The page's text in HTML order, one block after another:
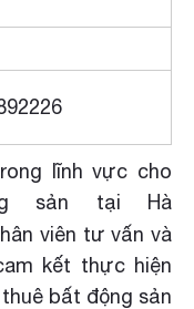
lĩnh vực cho
sản tại Hà
viên tư vấn và
kết thực hiện
bất động sản